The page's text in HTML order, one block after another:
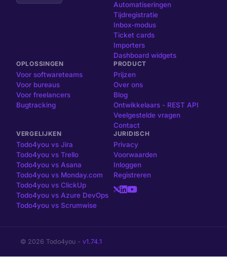
Automatiseringen
Tijdregistratie
Inbox-modus
Ticket cards
Importers
Dashboard widgets
OPLOSSINGEN
Voor softwareteams
Voor bureaus
Voor freelancers
Bugtracking
PRODUCT
Prijzen
Over ons
Blog
Ontwikkelaars - REST API
Veelgestelde vragen
Contact
VERGELIJKEN
Todo4you vs Jira
Todo4you vs Trello
Todo4you vs Asana
Todo4you vs Monday.com
Todo4you vs ClickUp
Todo4you vs Azure DevOps
Todo4you vs Scrumwise
JURIDISCH
Privacy
Voorwaarden
Inloggen
Registreren
© 2026 Todo4you - v1.74.1